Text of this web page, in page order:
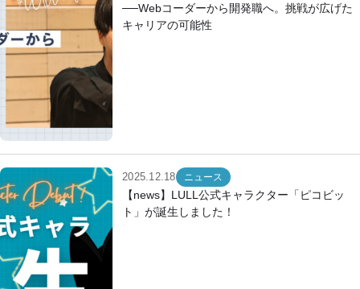
──Webコーダーから開発職へ。挑戦が広げた
キャリアの可能性
2025.12.18 ニュース
【news】LULL公式キャラクター「ピコビッ
ト」が誕生しました！